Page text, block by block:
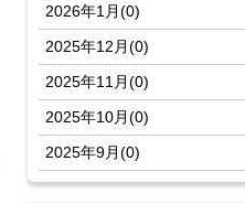
2026年1月(0)
2025年12月(0)
2025年11月(0)
2025年10月(0)
2025年9月(0)